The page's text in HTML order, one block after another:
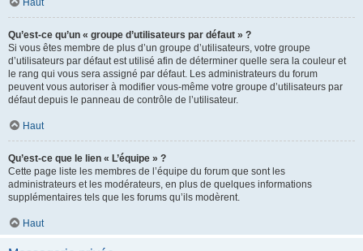
Haut
Qu’est-ce qu’un « groupe d’utilisateurs par défaut » ?
Si vous êtes membre de plus d’un groupe d’utilisateurs, votre groupe
d’utilisateurs par défaut est utilisé afin de déterminer quelle sera la couleur et
le rang qui vous sera assigné par défaut. Les administrateurs du forum
peuvent vous autoriser à modifier vous-même votre groupe d’utilisateurs par
défaut depuis le panneau de contrôle de l’utilisateur.
Haut
Qu’est-ce que le lien « L’équipe » ?
Cette page liste les membres de l’équipe du forum que sont les
administrateurs et les modérateurs, en plus de quelques informations
supplémentaires tels que les forums qu’ils modèrent.
Haut